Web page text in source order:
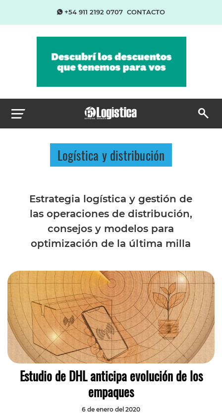
+54 911 2192 0707 CONTACTO
Logística y distribución
Estrategia logística y gestión de
las operaciones de distribución,
consejos y modelos para
optimización de la última milla
Estudio de DHL anticipa evolución de los
empaques
6 de enero del 2020